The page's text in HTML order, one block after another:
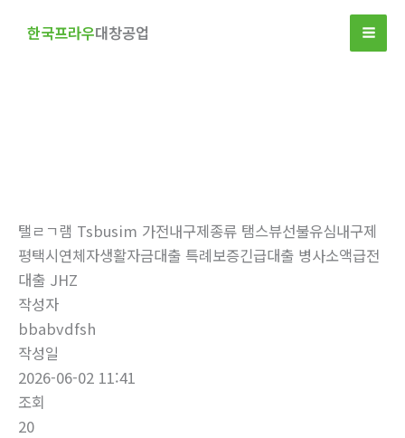
한국프라우대창공업
탤ㄹㄱ램 Tsbusim 가전내구제종류 탬스뷰선불유심내구제
평택시연체자생활자금대출 특례보증긴급대출 병사소액급전
대출 JHZ
작성자
bbabvdfsh
작성일
2026-06-02 11:41
조회
20